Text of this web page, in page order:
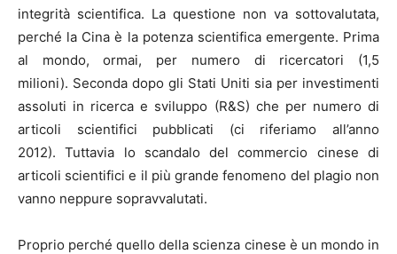
integrità scientifica. La questione non va sottovalutata,
perché la Cina è la potenza scientifica emergente. Prima
al mondo, ormai, per numero di ricercatori (1,5
milioni). Seconda dopo gli Stati Uniti sia per investimenti
assoluti in ricerca e sviluppo (R&S) che per numero di
articoli scientifici pubblicati (ci riferiamo all’anno
2012). Tuttavia lo scandalo del commercio cinese di
articoli scientifici e il più grande fenomeno del plagio non
vanno neppure sopravvalutati.
Proprio perché quello della scienza cinese è un mondo in